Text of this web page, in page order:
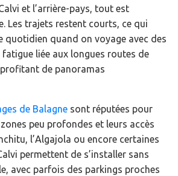
et l’arrière-pays, tout est
Les trajets restent courts, ce qui
quotidien quand on voyage avec des
liée aux longues routes de
de panoramas
de Balagne sont réputées pour
peu profondes et leurs accès
l’Algajola ou encore certaines
permettent de s’installer sans
avec parfois des parkings proches